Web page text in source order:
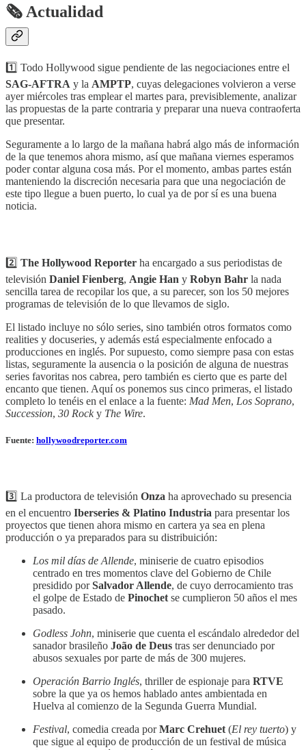
🗞 Actualidad
1️⃣ Todo Hollywood sigue pendiente de las negociaciones entre el
SAG-AFTRA y la AMPTP, cuyas delegaciones volvieron a verse
ayer miércoles tras emplear el martes para, previsiblemente, analizar
las propuestas de la parte contraria y preparar una nueva contraoferta
que presentar.
Seguramente a lo largo de la mañana habrá algo más de información
de la que tenemos ahora mismo, así que mañana viernes esperamos
poder contar alguna cosa más. Por el momento, ambas partes están
manteniendo la discreción necesaria para que una negociación de
este tipo llegue a buen puerto, lo cual ya de por sí es una buena
noticia.
2️⃣ The Hollywood Reporter ha encargado a sus periodistas de
televisión Daniel Fienberg, Angie Han y Robyn Bahr la nada
sencilla tarea de recopilar los que, a su parecer, son los 50 mejores
programas de televisión de lo que llevamos de siglo.
El listado incluye no sólo series, sino también otros formatos como
realities y docuseries, y además está especialmente enfocado a
producciones en inglés. Por supuesto, como siempre pasa con estas
listas, seguramente la ausencia o la posición de alguna de nuestras
series favoritas nos cabrea, pero también es cierto que es parte del
encanto que tienen. Aquí os ponemos sus cinco primeras, el listado
completo lo tenéis en el enlace a la fuente: Mad Men, Los Soprano,
Succession, 30 Rocky The Wire.
Fuente: hollywoodreporter.com
3️⃣ La productora de televisión Onza ha aprovechado su presencia
en el encuentro Iberseries & Platino Industria para presentar los
proyectos que tienen ahora mismo en cartera ya sea en plena
producción o ya preparados para su distribuición:
Los mil días de Allende, miniserie de cuatro episodios
centrado en tres momentos clave del Gobierno de Chile
presidido porSalvador Allende, de cuyo derrocamiento tras
el golpe de Estado de Pinochet se cumplieron 50 años el mes
pasado.
Godless John, miniserie que cuenta el escándalo alrededor del
sanador brasileño João de Deus tras ser denunciado por
abusos sexuales por parte de más de 300 mujeres.
Operación Barrio Inglés, thriller de espionaje para RTVE
sobre la que ya os hemos hablado antes ambientada en
Huelva al comienzo de la Segunda Guerra Mundial.
Festival, comedia creada porMarc Crehuet (El rey tuerto) y
que sigue al equipo de producción de un festival de música